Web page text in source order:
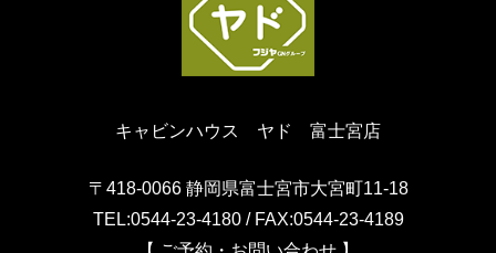
キャビンハウス ヤド 富士宮店
〒418-0066 静岡県富士宮市大宮町11-18
TEL:0544-23-4180 / FAX:0544-23-4189